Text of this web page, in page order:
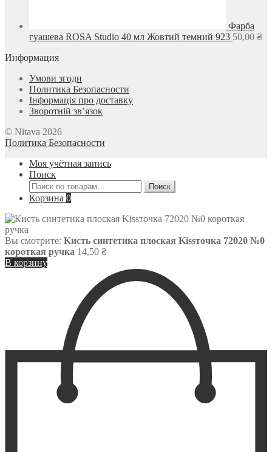
Фарба
гуашева ROSA Studio 40 мл Жовтий темний 923 50,00 ₴
Информация
Умови згоди
Политика Безопасности
Інформація про доставку
Зворотній зв’язок
© Nitava 2026
Политика Безопасности
Моя учётная запись
Поиск
Искать:
Поиск
Корзина 0
Вы смотрите: Кисть синтетика плоская Kissточка 72020 №0
короткая ручка 14,50 ₴
В корзину